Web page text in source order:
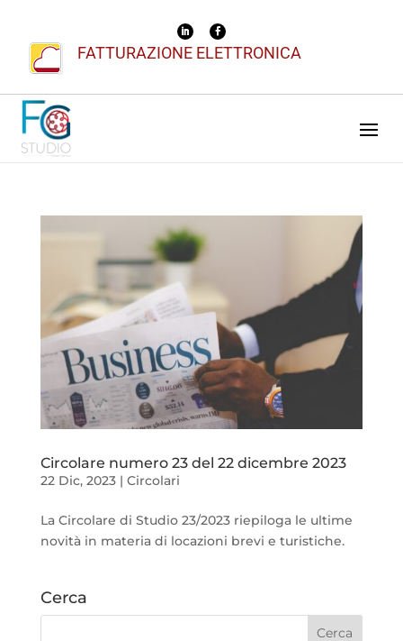
FATTURAZIONE ELETTRONICA
Circolare numero 23 del 22 dicembre 2023
22 Dic, 2023| Circolari
La Circolare di Studio 23/2023 riepiloga le ultime
novità in materia di locazioni brevi e turistiche.
Cerca